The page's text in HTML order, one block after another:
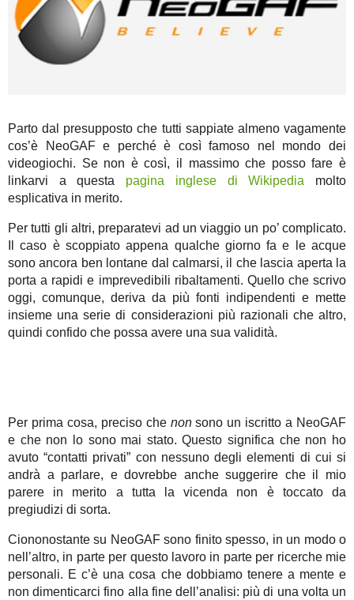
Parto dal presupposto che tutti sappiate almeno vagamente
cos’è NeoGAF e perché è così famoso nel mondo dei
videogiochi. Se non è così, il massimo che posso fare è
linkarvi a questa pagina inglese di Wikipedia molto
esplicativa in merito.
Per tutti gli altri, preparatevi ad un viaggio un po’ complicato.
Il caso è scoppiato appena qualche giorno fa e le acque
sono ancora ben lontane dal calmarsi, il che lascia aperta la
porta a rapidi e imprevedibili ribaltamenti. Quello che scrivo
oggi, comunque, deriva da più fonti indipendenti e mette
insieme una serie di considerazioni più razionali che altro,
quindi confido che possa avere una sua validità.
Per prima cosa, preciso che nonsono un iscritto a NeoGAF
e che non lo sono mai stato. Questo significa che non ho
avuto “contatti privati” con nessuno degli elementi di cui si
andrà a parlare, e dovrebbe anche suggerire che il mio
parere in merito a tutta la vicenda non è toccato da
pregiudizi di sorta.
Ciononostante su NeoGAF sono finito spesso, in un modo o
nell’altro, in parte per questo lavoro in parte per ricerche mie
personali. E c’è una cosa che dobbiamo tenere a mente e
non dimenticarci fino alla fine dell’analisi: più di una volta un